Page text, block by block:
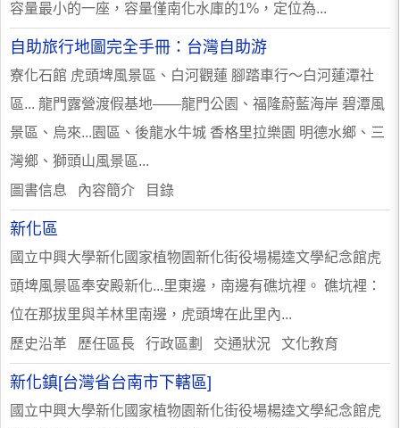
容量最小的一座，容量僅南化水庫的1%，定位為...
自助旅行地圖完全手冊：台灣自助游
寮化石館 虎頭埤風景區、白河觀蓮 腳踏車行～白河蓮潭社
區... 龍門露營渡假基地——龍門公園、福隆蔚藍海岸 碧潭風
景區、烏來...園區、後龍水牛城 香格里拉樂園 明德水鄉、三
灣鄉、獅頭山風景區...
圖書信息 內容簡介 目錄
新化區
國立中興大學新化國家植物園新化街役場楊逵文學紀念館虎
頭埤風景區奉安殿新化...里東邊，南邊有礁坑裡。 礁坑裡：
位在那拔里與羊林里南邊，虎頭埤在此里內...
歷史沿革 歷任區長 行政區劃 交通狀況 文化教育
新化鎮[台灣省台南市下轄區]
國立中興大學新化國家植物園新化街役場楊逵文學紀念館虎